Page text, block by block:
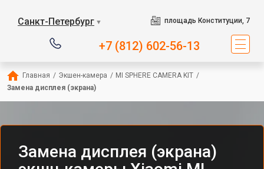
Санкт-Петербург ▼ площадь Конституции, 7
+7 (812) 602-56-13
Главная / Экшен-камера / MI SPHERE CAMERA KIT /
Замена дисплея (экрана)
Замена дисплея (экрана)